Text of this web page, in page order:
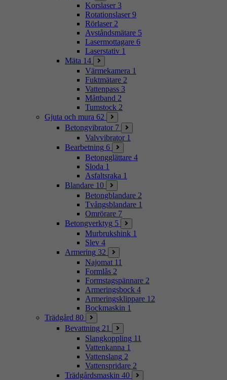
Korslaser 3
Rotationslaser 9
Rörlaser 2
Avståndsmätare 5
Lasermottagare 6
Laserstativ 1
Mäta 14
Värmekamera 1
Fuktmätare 2
Vattenpass 3
Måttband 2
Tumstock 2
Gjuta och mura 62
Betongvibrator 7
Valvvibrator 1
Bearbetning 6
Betongglättare 4
Sloda 1
Asfaltsraka 1
Blandare 10
Betongblandare 2
Tvångsblandare 1
Omrörare 7
Betongverktyg 5
Murbrukshink 1
Slev 4
Armering 32
Najomat 11
Formlås 2
Formstagspännare 2
Armeringsbock 4
Armeringsklippare 12
Bockmaskin 1
Trädgård 80
Bevattning 21
Slangkoppling 11
Vattenkanna 1
Vattenslang 2
Vattenspridare 2
Trädgårdsmaskin 40